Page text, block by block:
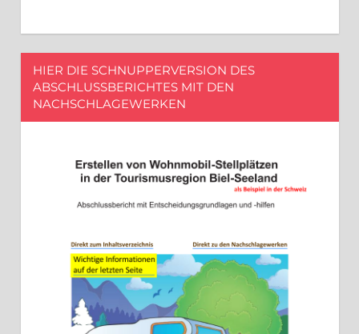
HIER DIE SCHNUPPERVERSION DES
ABSCHLUSSBERICHTES MIT DEN
NACHSCHLAGEWERKEN